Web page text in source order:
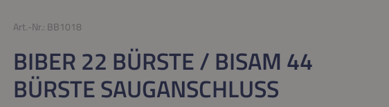
Art.-Nr.: BB1018
BIBER 22 BÜRSTE / BISAM 44
BÜRSTE SAUGANSCHLUSS